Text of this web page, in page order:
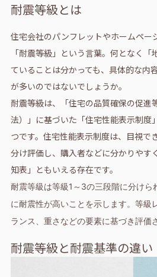
耐震等級とは
住宅会社のパンフレットやホームペー
「耐震等級」という言葉。何となく
ていることは分かっても、具体的な内
が多いのではないでしょうか。
耐震等級は、「住宅の品質確保の促進
法）」に基づいた「住宅性能表示制度
つです。住宅性能表示制度は、目視で
分け評価し、購入者などに分かりやす
知表」ともいえる存在です。
耐震等級は等級1～3の三段階に分けら
に耐震性が高いことを示します。等級
ランス、重さなどの要素に基づき評価
耐震等級と耐震基準の違い